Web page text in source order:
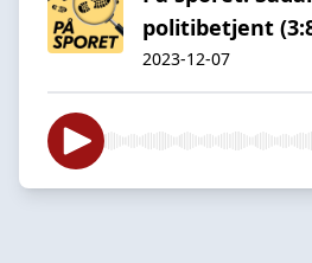
politibetjent
2023-12-07